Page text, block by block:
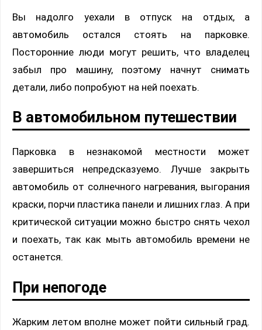
Вы надолго уехали в отпуск на отдых, а
автомобиль остался стоять на парковке.
Посторонние люди могут решить, что владелец
забыл про машину, поэтому начнут снимать
детали, либо попробуют на ней поехать.
В автомобильном путешествии
Парковка в незнакомой местности может
завершиться непредсказуемо. Лучше закрыть
автомобиль от солнечного нагревания, выгорания
краски, порчи пластика панели и лишних глаз. А при
критической ситуации можно быстро снять чехол
и поехать, так как мыть автомобиль времени не
останется.
При непогоде
Жарким летом вполне может пойти сильный град.